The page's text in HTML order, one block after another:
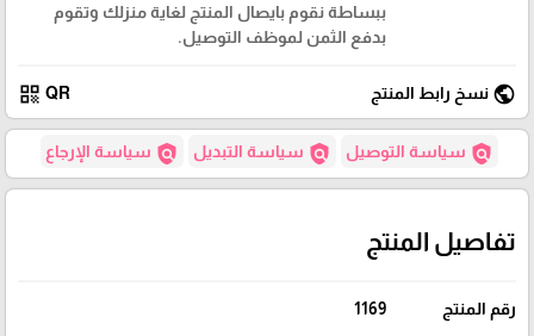
ببساطة نقوم بايصال المنتج لغاية منزلك وتقوم
بدفع الثمن لموظف التوصيل.
public نسخ رابط المنتج QR
qr_code
policy سياسة التوصيل policy سياسة التبديل policy سياسة الإرجاع
تفاصيل المنتج
رقم المنتج 1169